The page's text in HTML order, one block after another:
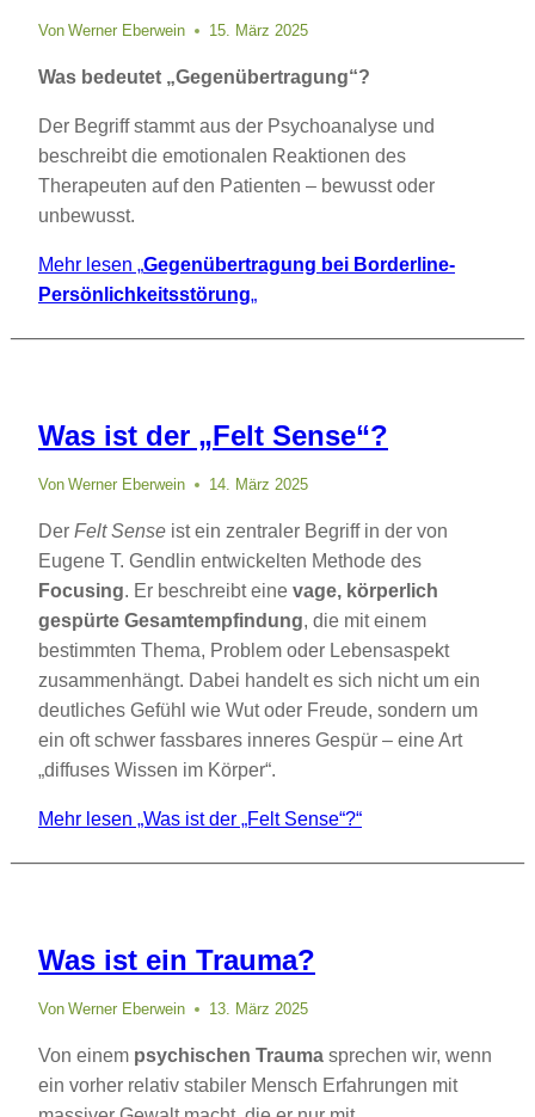
Von Werner Eberwein 15. März 2025
Was bedeutet „Gegenübertragung“?
Der Begriff stammt aus der Psychoanalyse und
beschreibt die emotionalen Reaktionen des
Therapeuten auf den Patienten – bewusst oder
unbewusst.
Mehr lesen „Gegenübertragung bei Borderline-
Persönlichkeitsstörung„
Was ist der „Felt Sense“?
Von Werner Eberwein 14. März 2025
Der Felt Sense ist ein zentraler Begriff in der von
Eugene T. Gendlin entwickelten Methode des
Focusing. Er beschreibt eine vage, körperlich
gespürte Gesamtempfindung, die mit einem
bestimmten Thema, Problem oder Lebensaspekt
zusammenhängt. Dabei handelt es sich nicht um ein
deutliches Gefühl wie Wut oder Freude, sondern um
ein oft schwer fassbares inneres Gespür – eine Art
„diffuses Wissen im Körper“.
Mehr lesen „Was ist der „Felt Sense“?“
Was ist ein Trauma?
Von Werner Eberwein 13. März 2025
Von einem psychischen Trauma sprechen wir, wenn
ein vorher relativ stabiler Mensch Erfahrungen mit